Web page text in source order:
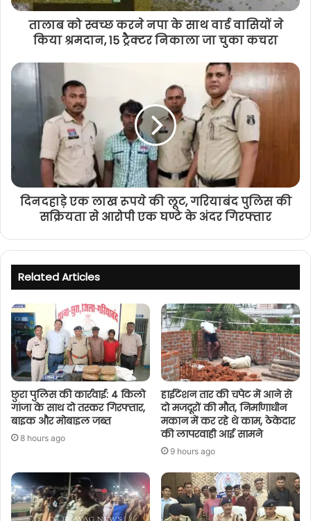
तालाब को स्वच्छ करने नपा के साथ वार्ड वासियों ने
किया श्रमदान, 15 ट्रैक्टर निकाला जा चुका कचरा
दिनदहाड़े एक लाख रूपये की लूट, गरियाबंद पुलिस की
सक्रियता से आरोपी एक घण्टे के अंदर गिरफ्तार
Related Articles
छुरा पुलिस की कार्रवाई: 4 किलो
गांजा के साथ दो तस्कर गिरफ्तार,
बाइक और मोबाइल जब्त
8 hours ago
हाईटेंशन तार की चपेट में आने से
दो मजदूरों की मौत, निर्माणाधीन
मकान में कर रहे थे काम, ठेकेदार
की लापरवाही आई सामने
9 hours ago